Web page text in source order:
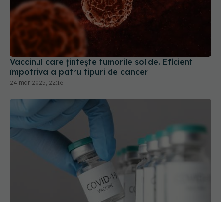
Vaccinul care țintește tumorile solide. Eficient
împotriva a patru tipuri de cancer
24 mar 2025, 22:16